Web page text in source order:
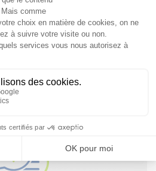
est à votre disposition
NOUS CONTACTER